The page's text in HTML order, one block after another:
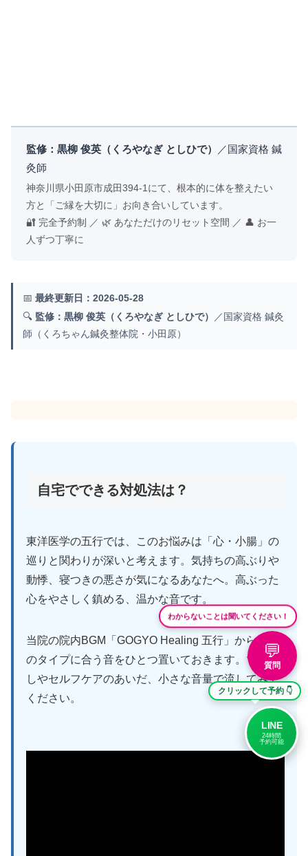
監修：黒柳 俊英（くろやなぎ としひで）
／国家資格 鍼
灸師
神奈川県小田原市成田394-1にて、根本的に体を整えたい
方と「ご縁を大切に」お向き合いしています。
🔐 完全予約制 ／ 🌿 あなただけのリセット空間 ／ 👤 お一
人ずつ丁寧に
📅 最終更新日：2026-05-28
🔍 監修：黒柳 俊英（くろやなぎ としひで）
／国家資格 鍼灸
師（くろちゃん鍼灸整体院・小田原）
自宅でできる対処法は？
東洋医学の五行では、このお悩みは「心・小腸」の
巡りと関わりが深いと考えます。気持ちの高ぶりや
動悸、寝つきの悪さが気になるあなたへ。高ぶった
心をやさしく鎮める、温かな音です。
当院の院内BGM「GOGYO Healing 五行」から、こ
のタイプに合う音をひとつ置いておきます。ツボ押
しやセルフケアのあいだ、小さな音量で流してみて
ください。
わからないことは聞いてください！
💬
質問
クリックして予約 👇
LINE
24時間
予約可能